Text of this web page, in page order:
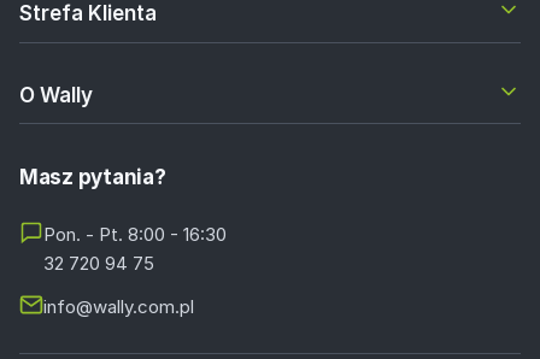
Strefa Klienta
O Wally
Masz pytania?
Pon. - Pt. 8:00 - 16:30
32 720 94 75
info@wally.com.pl